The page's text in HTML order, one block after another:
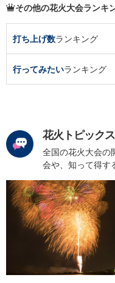
その他の花火大会ランキ
打ち上げ数ランキング
行ってみたいランキング
花火トピックス
全国の花火大会の
会や、知って得す